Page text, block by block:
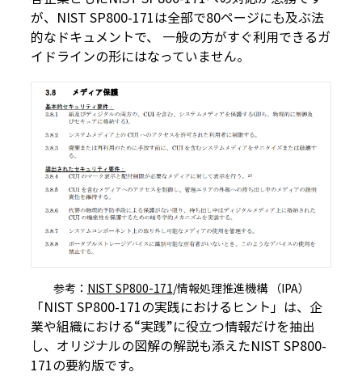
が、NIST SP800-171は全部で80ページにも及ぶ法
的なドキュメントで、 一般の方がすぐ利用できるガ
イドラインの形にはなっていません。
参考： NIST SP800-171/情報処理推進機構 （IPA）
「NIST SP800-171の実践におけるヒント」は、企
業や組織における“実践”に役立つ情報だけを抽出
し、オリジナルの図解の解説も添えたNIST SP800-
171の要約版です。